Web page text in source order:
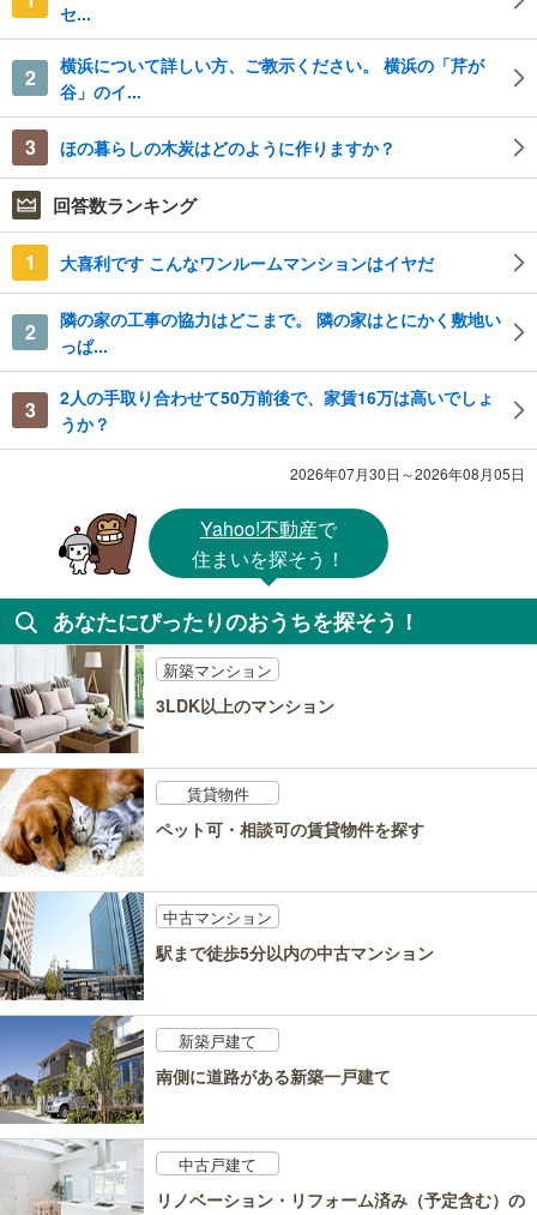
セ...
2
横浜について詳しい方、ご教示ください。 横浜の「芹が
谷」のイ...
3 ほの暮らしの木炭はどのように作りますか？
回答数ランキング
1 大喜利です こんなワンルームマンションはイヤだ
2
隣の家の工事の協力はどこまで。 隣の家はとにかく敷地い
っぱ...
3
2人の手取り合わせて50万前後で、家賃16万は高いでしょ
うか？
2026年07月30日～2026年08月05日
Yahoo!不動産で
住まいを探そう！
あなたにぴったりのおうちを探そう！
新築マンション
3LDK以上のマンション
賃貸物件
ペット可・相談可の賃貸物件を探す
中古マンション
駅まで徒歩5分以内の中古マンション
新築戸建て
南側に道路がある新築一戸建て
中古戸建て
リノベーション・リフォーム済み（予定含む）の